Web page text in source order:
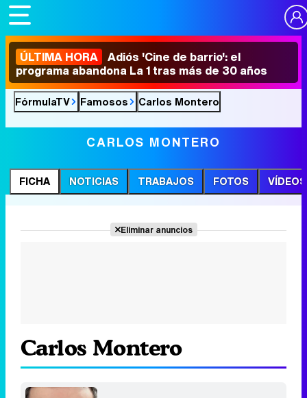
ÚLTIMA HORA Adiós 'Cine de barrio': el
programa abandona La 1 tras más de 30 años
FórmulaTV Famosos Carlos Montero
CARLOS MONTERO
FICHA NOTICIAS TRABAJOS FOTOS VÍDEOS
Eliminar anuncios
Carlos Montero